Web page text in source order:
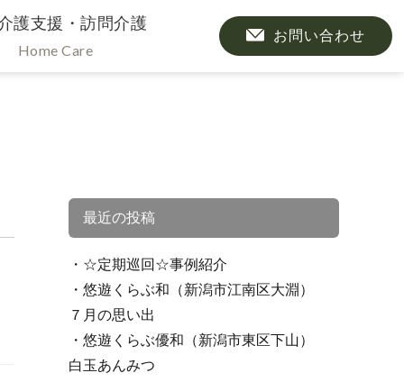
護支援・訪問介護
Home Care
お問い合わせ
最近の投稿
☆定期巡回☆事例紹介
悠遊くらぶ和（新潟市江南区大淵）
７月の思い出
悠遊くらぶ優和（新潟市東区下山）
白玉あんみつ